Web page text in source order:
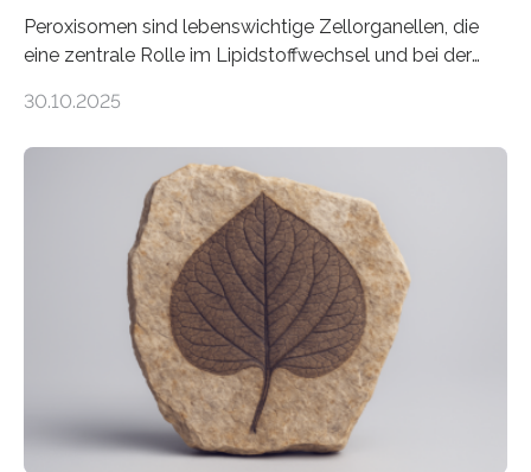
Peroxisomen sind lebenswichtige Zellorganellen, die
eine zentrale Rolle im Lipidstoffwechsel und bei der
erfüllen können, müssen zahlreiche Enzyme präzise in
der Ruhr-Universität Bochum um Prof. Dr. Ralf Erdmann
und Dr. Ismaila Francis Yusuf hat nun einen bislang
unbekannten Qualitätskontrollmechanismus des
peroxisomalen Proteintransports in der Bäckerhefe
Saccharomyces cerevisiae entdeckt, der für die
Funktionsfähigkeit der Organellen entscheidend ist. Die
Studie wurde am 28. Oktober 2025 in der
Fachzeitschrift…
30.10.2025